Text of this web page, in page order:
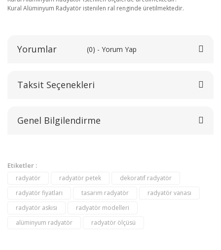
Kural Alüminyum Radyatör istenilen ral renginde üretilmektedir.
Yorumlar (0) - Yorum Yap
Bu ürüne ilk yorumu siz yapın!
Yorum Yaz
Taksit Seçenekleri
Genel Bilgilendirme
Etiketler :
radyatör radyatör petek
dekoratif radyatör
radyatör fiyatları
tasarım radyatör
radyatör vanası
radyatör askısı
radyatör modelleri
alüminyum radyatör
radyatör ölçüsü